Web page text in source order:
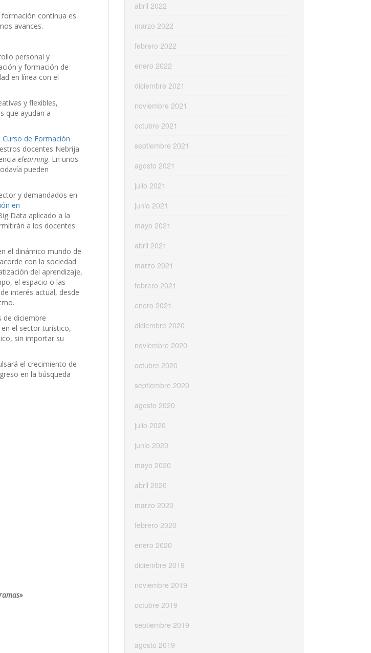
continua es
avances.
personal y
y formación de
en línea con el
y flexibles,
que ayudan a
Curso de Formación
docentes Nebrija
elearning. En unos
pueden
y demandados en
en
Data aplicado a la
a los docentes
el dinámico mundo de
con la sociedad
del aprendizaje,
el espacio o las
interés actual, desde
de diciembre
el sector turístico,
sin importar su
el crecimiento de
en la búsqueda
abril 2022
marzo 2022
febrero 2022
enero 2022
diciembre 2021
noviembre 2021
octubre 2021
septiembre 2021
agosto 2021
julio 2021
junio 2021
mayo 2021
abril 2021
marzo 2021
febrero 2021
enero 2021
diciembre 2020
noviembre 2020
octubre 2020
septiembre 2020
agosto 2020
julio 2020
junio 2020
mayo 2020
abril 2020
marzo 2020
febrero 2020
enero 2020
diciembre 2019
noviembre 2019
octubre 2019
septiembre 2019
agosto 2019